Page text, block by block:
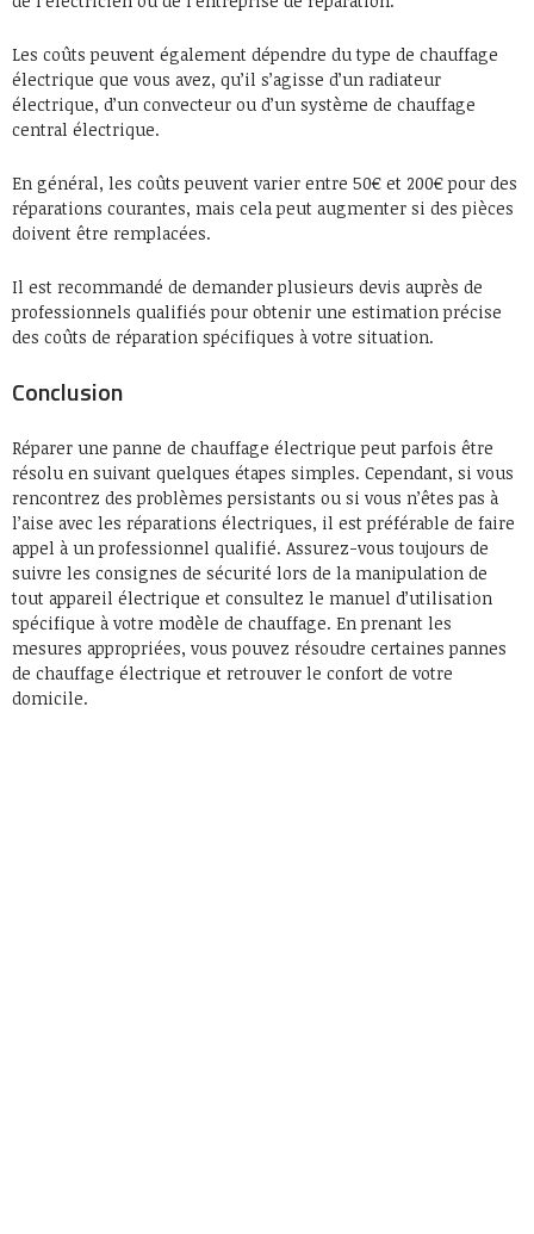
Les coûts peuvent également dépendre du type de chauffage
électrique que vous avez, qu’il s’agisse d’un radiateur
électrique, d’un convecteur ou d’un système de chauffage
central électrique.
En général, les coûts peuvent varier entre 50€ et 200€ pour des
réparations courantes, mais cela peut augmenter si des pièces
doivent être remplacées.
Il est recommandé de demander plusieurs devis auprès de
professionnels qualifiés pour obtenir une estimation précise
des coûts de réparation spécifiques à votre situation.
Conclusion
Réparer une panne de chauffage électrique peut parfois être
résolu en suivant quelques étapes simples. Cependant, si vous
rencontrez des problèmes persistants ou si vous n’êtes pas à
l’aise avec les réparations électriques, il est préférable de faire
appel à un professionnel qualifié. Assurez-vous toujours de
suivre les consignes de sécurité lors de la manipulation de
tout appareil électrique et consultez le manuel d’utilisation
spécifique à votre modèle de chauffage. En prenant les
mesures appropriées, vous pouvez résoudre certaines pannes
de chauffage électrique et retrouver le confort de votre
domicile.